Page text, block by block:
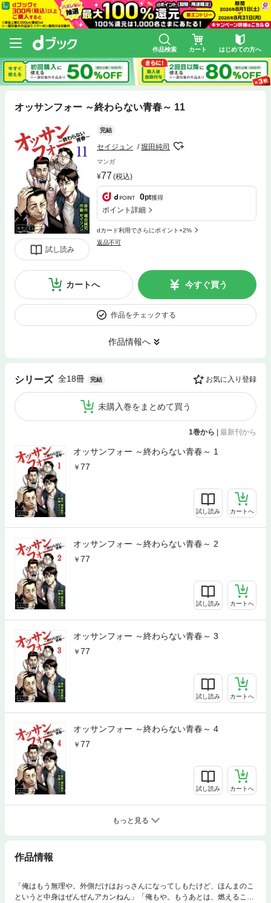
作品検索 カート はじめての方へ
オッサンフォー ～終わらない青春～ 11
試し読み
完結
セイジュン 堀田純司
マンガ
77 (税込)
0pt獲得
ポイント詳細
dカード利用でさらにポイント+2%
返品不可
カートへ 今すぐ買う
作品をチェックする
作品情報へ
シリーズ 全18冊 完結 お気に入り登録
未購入巻をまとめて買う
1巻から | 最新刊から
オッサンフォー ～終わらない青春～ 1
77
試し読み カートへ
オッサンフォー ～終わらない青春～ 2
77
試し読み カートへ
オッサンフォー ～終わらない青春～ 3
77
試し読み カートへ
オッサンフォー ～終わらない青春～ 4
77
試し読み カートへ
もっと見る
作品情報
「俺はもう無理や。外側だけはおっさんになってしもたけど、ほんまのこ
というと中身はぜんぜんアカンねん」「俺もや。もうあとは、燃えること